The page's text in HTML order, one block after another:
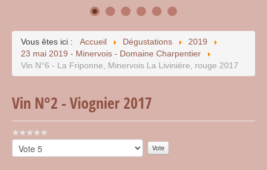
Vous êtes ici : Accueil Dégustations
2019
23 mai 2019 - Minervois - Domaine Charpentier
Vin N°6 - La Friponne, Minervois La Livinière, rouge 2017
Vin N°2 - Viognier 2017
Vote
utilisateur:
Veuillez
voter